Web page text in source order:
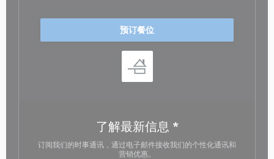
预订餐位
了解最新信息 *
订阅我们的时事通讯，通过电子邮件接收我们的个性化通讯和
营销优惠。